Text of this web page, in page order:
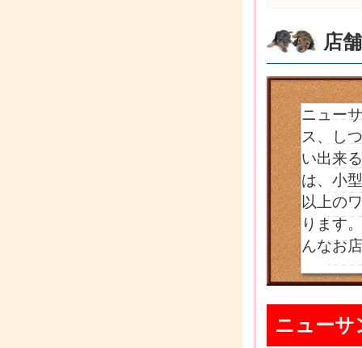
店
ニュー
ス、し
い出来
は、小
以上の
ります
んなお
ニューサ